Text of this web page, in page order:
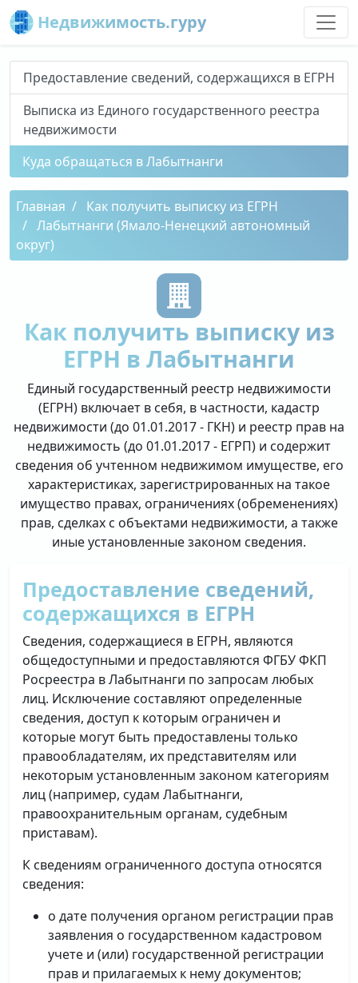
Недвижимость.гуру
Предоставление сведений, содержащихся в ЕГРН
Выписка из Единого государственного реестра
недвижимости
Куда обращаться в Лабытнанги
Главная
Как получить выписку из ЕГРН
Лабытнанги (Ямало-Ненецкий автономный
округ)
Как получить выписку из
ЕГРН в Лабытнанги
Единый государственный реестр недвижимости
(ЕГРН) включает в себя, в частности, кадастр
недвижимости (до 01.01.2017 - ГКН) и реестр прав на
недвижимость (до 01.01.2017 - ЕГРП) и содержит
сведения об учтенном недвижимом имуществе, его
характеристиках, зарегистрированных на такое
имущество правах, ограничениях (обременениях)
прав, сделках с объектами недвижимости, а также
иные установленные законом сведения.
Предоставление сведений,
содержащихся в ЕГРН
Сведения, содержащиеся в ЕГРН, являются
общедоступными и предоставляются ФГБУ ФКП
Росреестра в Лабытнанги по запросам любых
лиц. Исключение составляют определенные
сведения, доступ к которым ограничен и
которые могут быть предоставлены только
правообладателям, их представителям или
некоторым установленным законом категориям
лиц (например, судам Лабытнанги,
правоохранительным органам, судебным
приставам).
К сведениям ограниченного доступа относятся
сведения:
о дате получения органом регистрации прав
заявления о государственном кадастровом
учете и (или) государственной регистрации
прав и прилагаемых к нему документов;